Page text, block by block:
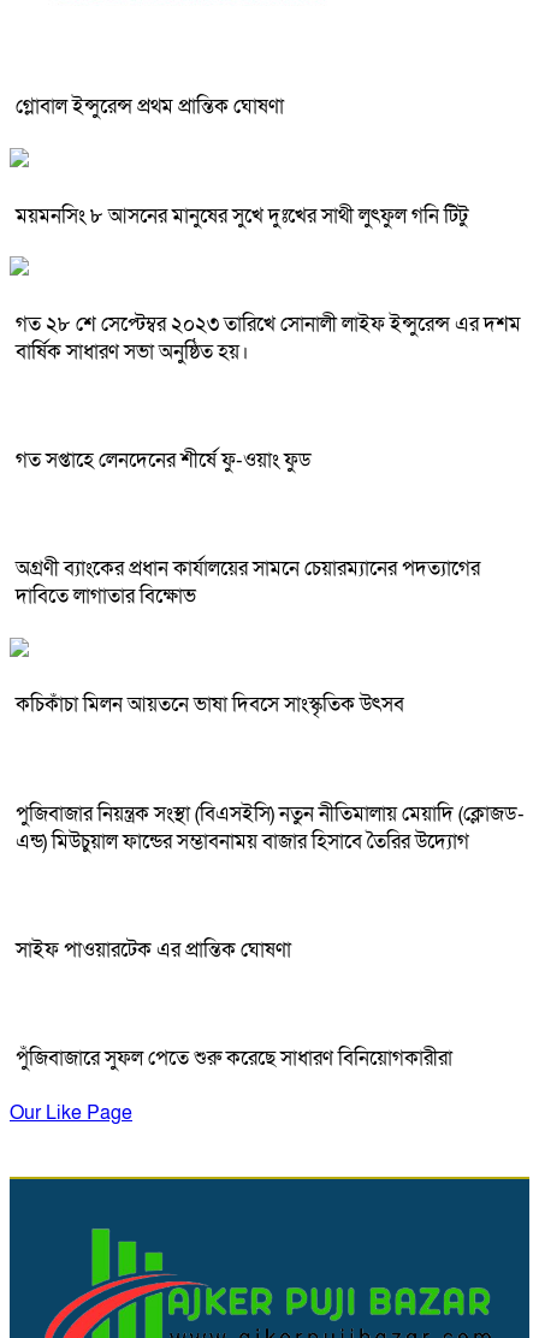
গ্লোবাল ইন্সুরেন্স প্রথম প্রান্তিক ঘোষণা
ময়মনসিং ৮ আসনের মানুষের সুখে দুঃখের সাথী লুৎফুল গনি টিটু
গত ২৮ শে সেপ্টেম্বর ২০২৩ তারিখে সোনালী লাইফ ইন্সুরেন্স এর দশম
বার্ষিক সাধারণ সভা অনুষ্ঠিত হয়।
গত সপ্তাহে লেনদেনের শীর্ষে ফু-ওয়াং ফুড
অগ্রণী ব্যাংকের প্রধান কার্যালয়ের সামনে চেয়ারম্যানের পদত্যাগের
দাবিতে লাগাতার বিক্ষোভ
কচিকাঁচা মিলন আয়তনে ভাষা দিবসে সাংস্কৃতিক উৎসব
পুজিবাজার নিয়ন্ত্রক সংস্থা (বিএসইসি) নতুন নীতিমালায় মেয়াদি (ক্লোজড-
এন্ড) মিউচুয়াল ফান্ডের সম্ভাবনাময় বাজার হিসাবে তৈরির উদ্যোগ
সাইফ পাওয়ারটেক এর প্রান্তিক ঘোষণা
পুঁজিবাজারে সুফল পেতে শুরু করেছে সাধারণ বিনিয়োগকারীরা
Our Like Page